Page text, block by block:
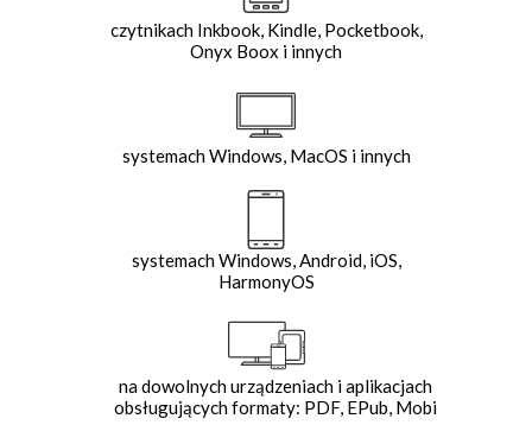
czytnikach Inkbook, Kindle, Pocketbook,
Onyx Boox i innych
systemach Windows, MacOS i innych
systemach Windows, Android, iOS,
HarmonyOS
na dowolnych urządzeniach i aplikacjach
obsługujących formaty: PDF, EPub, Mobi